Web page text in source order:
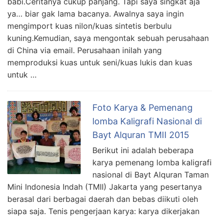
ya… biar gak lama bacanya. Awalnya saya ingin
mengimport kuas nilon/kuas sintetis berbulu
kuning.Kemudian, saya mengontak sebuah perusahaan
di China via email. Perusahaan inilah yang
memproduksi kuas untuk seni/kuas lukis dan kuas
untuk …
Foto Karya & Pemenang
lomba Kaligrafi Nasional di
Bayt Alquran TMII 2015
Berikut ini adalah beberapa
karya pemenang lomba kaligrafi
nasional di Bayt Alquran Taman
Mini Indonesia Indah (TMII) Jakarta yang pesertanya
berasal dari berbagai daerah dan bebas diikuti oleh
siapa saja. Tenis pengerjaan karya: karya dikerjakan